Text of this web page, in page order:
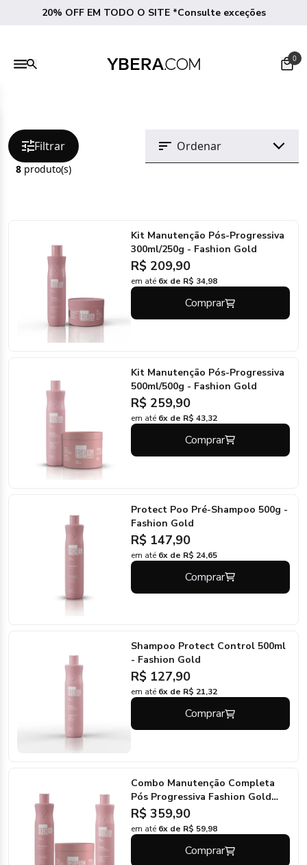
20% OFF EM TODO O SITE *Consulte exceções
0
Filtrar
8 produto(s)
Kit Manutenção Pós-Progressiva
300ml/250g - Fashion Gold
R$ 209,90
em até 6x de R$ 34,98
Comprar
Kit Manutenção Pós-Progressiva
500ml/500g - Fashion Gold
R$ 259,90
em até 6x de R$ 43,32
Comprar
Protect Poo Pré-Shampoo 500g -
Fashion Gold
R$ 147,90
em até 6x de R$ 24,65
Comprar
Shampoo Protect Control 500ml
- Fashion Gold
R$ 127,90
em até 6x de R$ 21,32
Comprar
Combo Manutenção Completa
Pós Progressiva Fashion Gold
500ml/500g
R$ 359,90
em até 6x de R$ 59,98
Comprar